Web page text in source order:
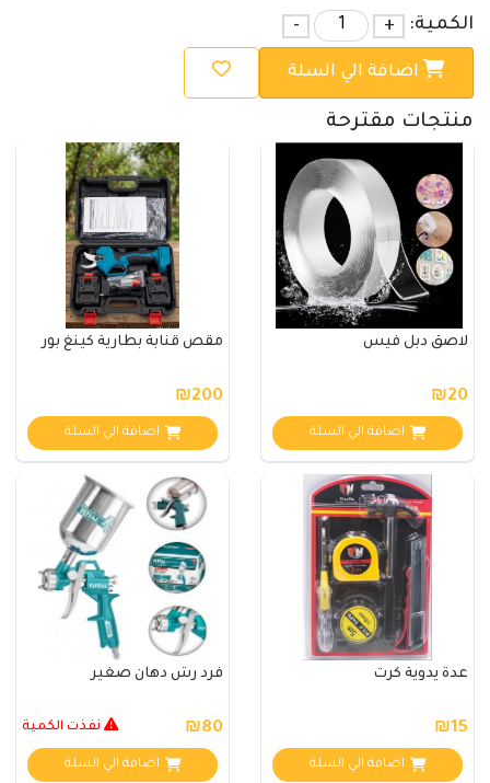
الكمية: +
-
اضافة الي السلة
منتجات مقترحة
لاصق دبل فيس
₪20
اضافة الي السلة
مقص قنابة بطارية كينغ بور
₪200
اضافة الي السلة
عدة يدوية كرت
₪15
اضافة الي السلة
فرد رش دهان صغير
₪80 نفذت الكمية
اضافة الي السلة